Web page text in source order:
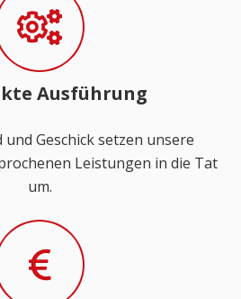
Ausführung
Geschick setzen unsere
Leistungen in die Tat
um.